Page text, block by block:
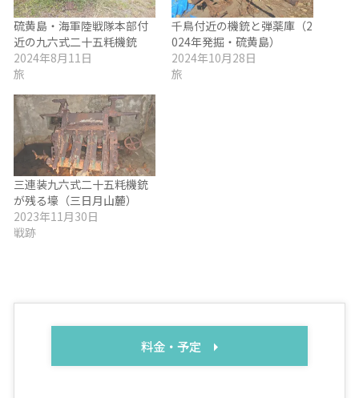
硫黄島・海軍陸戦隊本部付
近の九六式二十五粍機銃
2024年8月11日
旅
千鳥付近の機銃と弾薬庫（2
024年発掘・硫黄島）
2024年10月28日
旅
三連装九六式二十五粍機銃
が残る壕（三日月山麓）
2023年11月30日
戦跡
料金・予定